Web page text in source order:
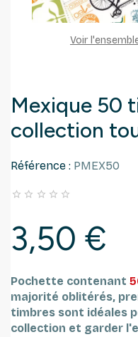
Voir
Mexique 50
collection
Référence : PMEX50
    
3,50 €
Pochette contenant
majorité oblitérés,
timbres sont idéales
collection et garder